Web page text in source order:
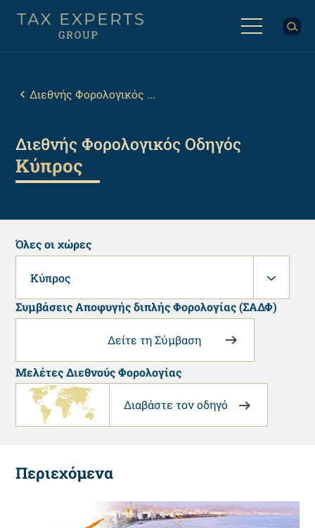
προς
Breadcrumb
Διεθνής Φορολογικός ...
Διεθνής Φορολογικός Οδηγός
Κύπρος
Όλες οι χώρες
Κύπρος
Συμβάσεις Αποφυγής διπλής Φορολογίας (ΣΑΔΦ)
Δείτε τη Σύμβαση
Μελέτες Διεθνούς Φορολογίας
Διαβάστε τον οδηγό
Περιεχόμενα